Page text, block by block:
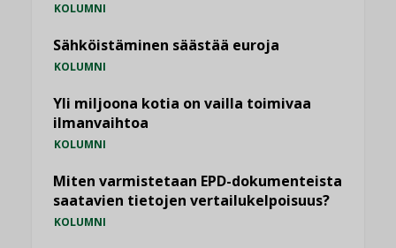
KOLUMNI
Sähköistäminen säästää euroja
KOLUMNI
Yli miljoona kotia on vailla toimivaa
ilmanvaihtoa
KOLUMNI
Miten varmistetaan EPD-dokumenteista
saatavien tietojen vertailukelpoisuus?
KOLUMNI